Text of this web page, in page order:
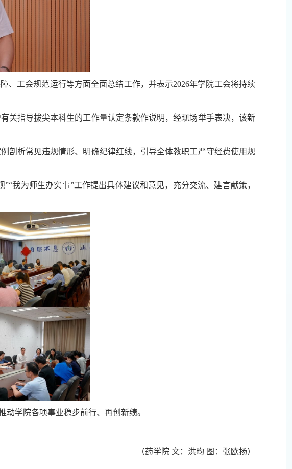
、工会规范运行等方面全面总结工作，并表示2026年学院工会将持续
关指导拔尖本科生的工作量认定条款作说明，经现场举手表决，该新
剖析常见违规情形、明确纪律红线，引导全体教职工严守经费使用规
我为师生办实事”工作提出具体建议和意见，充分交流、建言献策，
学院各项事业稳步前行、再创新绩。
（药学院 文：洪昀 图：张欧扬）